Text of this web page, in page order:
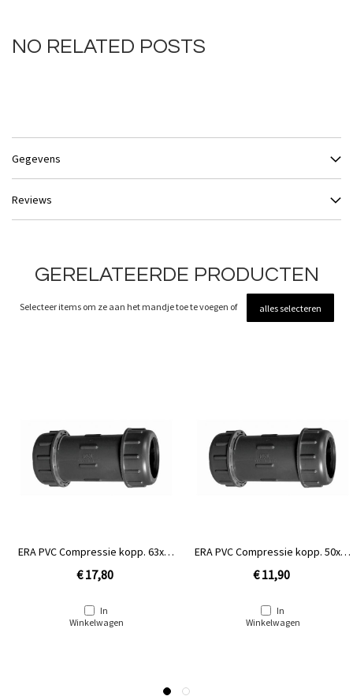
NO RELATED POSTS
Gegevens
Reviews
GERELATEERDE PRODUCTEN
Selecteer items om ze aan het mandje toe te voegen of alles selecteren
ERA PVC Compressie kopp. 63x63
€ 17,80
In
Winkelwagen
ERA PVC Compressie kopp. 50x50
€ 11,90
In
Winkelwagen